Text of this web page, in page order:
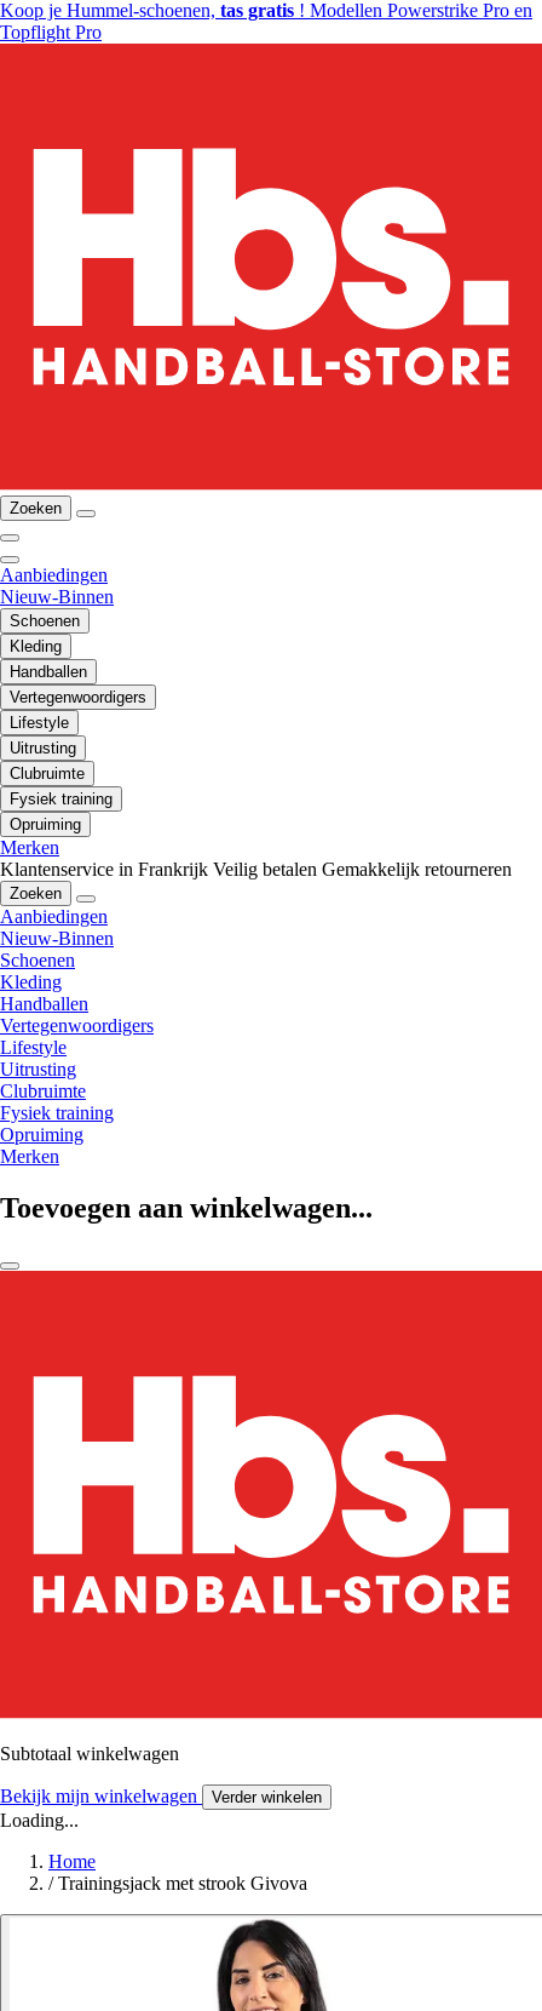
Koop je Hummel-schoenen, tas gratis ! Modellen Powerstrike Pro en
Topflight Pro
Zoeken
Aanbiedingen
Nieuw-Binnen
Schoenen
Kleding
Handballen
Vertegenwoordigers
Lifestyle
Uitrusting
Clubruimte
Fysiek training
Opruiming
Merken
Klantenservice in Frankrijk Veilig betalen Gemakkelijk retourneren
Zoeken
Aanbiedingen
Nieuw-Binnen
Schoenen
Kleding
Handballen
Vertegenwoordigers
Lifestyle
Uitrusting
Clubruimte
Fysiek training
Opruiming
Merken
Toevoegen aan winkelwagen...
Subtotaal winkelwagen
Bekijk mijn winkelwagen Verder winkelen
Loading...
Home
/ Trainingsjack met strook Givova